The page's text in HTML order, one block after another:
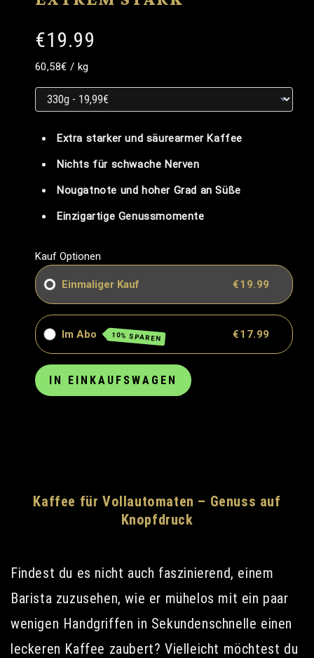
€19.99
Grundpreis
Grundpreis
60,58€ / pro
kg
Extra starker und säurearmer Kaffee
Nichts für schwache Nerven
Nougatnote und hoher Grad an Süße
Einzigartige Genussmomente
Kauf Optionen
Einmaliger Kauf €19.99
Im Abo 10% SPAREN €17.99
IN EINKAUFSWAGEN
Kaffee für Vollautomaten – Genuss auf
Knopfdruck
Findest du es nicht auch faszinierend, einem
Barista zuzusehen, wie er mühelos mit ein paar
wenigen Handgriffen in Sekundenschnelle einen
leckeren Kaffee zaubert? Vielleicht möchtest du